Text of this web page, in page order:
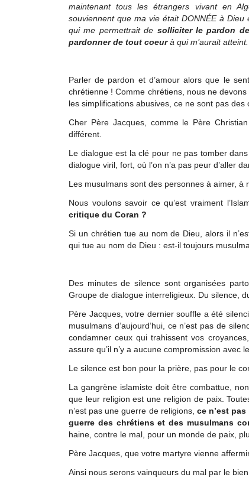
maintenant tous les étrangers vivant en
souviennent que ma vie était DONNÉE à
qui me permettrait de solliciter le pardon
pardonner de tout coeurà qui m’aurait
Parler de pardon et d’amour alors que le
chrétienne ! Comme chrétiens, nous ne
les simplifications abusives, ce ne sont pas des
Cher Père Jacques, comme le Père
différent.
Le dialogue est la clé pour ne pas tomber
dialogue viril, fort, où l’on n’a pas peur d’aller
Les musulmans sont des personnes à aimer, à
Nous voulons savoir ce qu’est vraiment
critique du Coran ?
Si un chrétien tue au nom de Dieu, alors il
qui tue au nom de Dieu : est-il toujours
Des minutes de silence sont organisées
Groupe de dialogue interreligieux. Du silence,
Père Jacques, votre dernier souffle a été
musulmans d’aujourd’hui, ce n’est pas de
condamner ceux qui trahissent vos
assure qu’il n’y a aucune compromission avec
Le silence est bon pour la prière, pas pour le
La gangrène islamiste doit être combattue,
que leur religion est une religion de paix.
n’est pas une guerre de religions, ce n’est
guerre des chrétiens et des musulmans
haine, contre le mal, pour un monde de paix,
Père Jacques, que votre martyre vienne
Ainsi nous serons vainqueurs du mal par le bien.